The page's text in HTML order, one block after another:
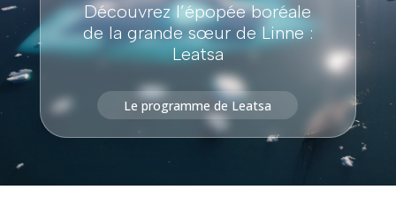
Découvrez l’épopée boréale
de la grande sœur de Linne :
Leatsa
Le programme de Leatsa